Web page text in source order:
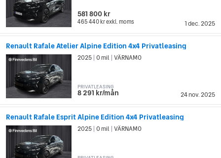
1 dec. 2025
581 800 kr
465 440 krexkl. moms
Renault Rafale Atelier Alpine Edition 4x4 Privatleasing
24 nov. 2025
2025 0 mil VÄRNAMO
PRIVATLEASING
8 291 kr/mån
Renault Rafale Esprit Alpine Edition 4x4 Privatleasing
2025 0 mil VÄRNAMO